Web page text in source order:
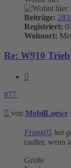
Beiträge:
Registriert:
Wohnort:
Re: W910
#77
Beitrag
von MobilLoewe
Frank05 hat
(außer, wenn
Grüße